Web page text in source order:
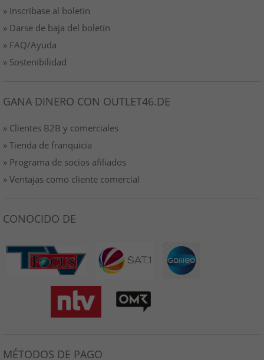
» Inscríbase al boletín
» Darse de baja del boletín
» FAQ/Ayuda
» Sostenibilidad
GANA DINERO CON OUTLET46.DE
» Clientes B2B y comerciales
» Tienda de franquicia
» Programa de socios afiliados
» Ventajas como cliente comercial
CONOCIDO DE
MÉTODOS DE PAGO